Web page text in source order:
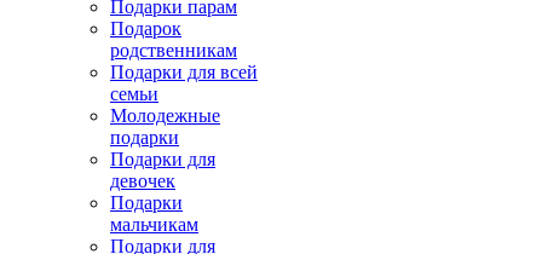
Подарки парам
Подарок
родственникам
Подарки для всей
семьи
Молодежные
подарки
Подарки для
девочек
Подарки
мальчикам
Подарки для